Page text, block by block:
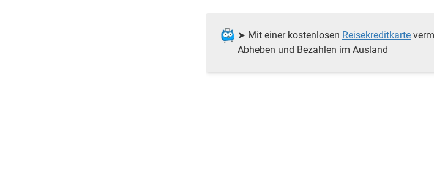
➤ Mit einer kostenlosen Reisekreditkarte
Abheben und Bezahlen im Ausland